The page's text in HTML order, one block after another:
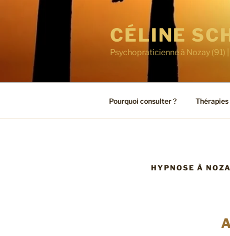
CÉLINE
Psychopraticienne à Nozay (91)
Pourquoi consulter ? Thérapies
HYPNOSE À